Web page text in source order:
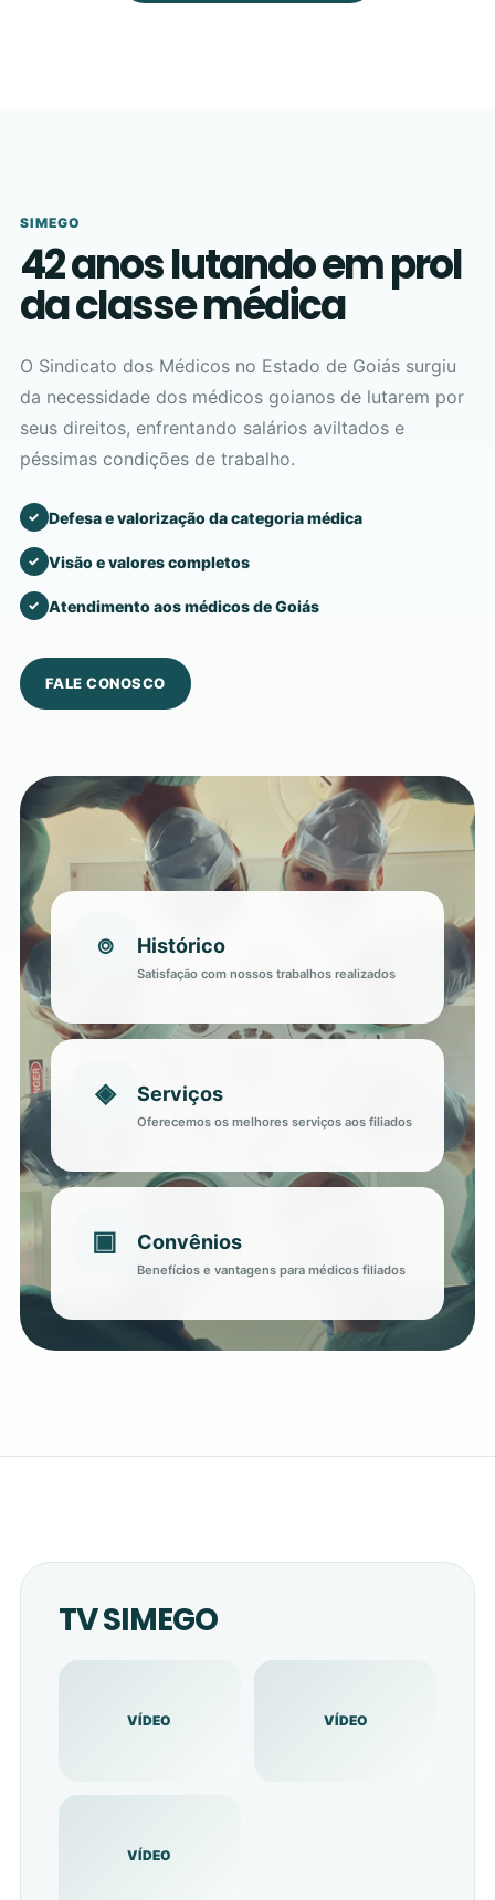
SIMEGO
42 anos lutando em prol
da classe médica
O Sindicato dos Médicos no Estado de Goiás surgiu
da necessidade dos médicos goianos de lutarem por
seus direitos, enfrentando salários aviltados e
péssimas condições de trabalho.
✓ Defesa e valorização da categoria médica
✓ Visão e valores completos
✓ Atendimento aos médicos de Goiás
FALE CONOSCO
⌾ Histórico
Satisfação com nossos trabalhos realizados
◈ Serviços
Oferecemos os melhores serviços aos filiados
▣ Convênios
Benefícios e vantagens para médicos filiados
TV SIMEGO
VÍDEO VÍDEO
VÍDEO